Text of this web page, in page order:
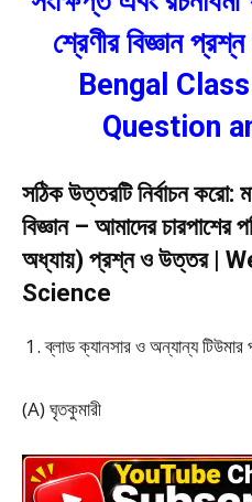
শ্রেণীর বিজ্ঞান
Bengal
Question
সঠিক উত্তরটি নির্বাচন করো:
বিজ্ঞান – আমাদের
অধ্যায়) প্রশ্ন ও উত্তর |
Science
ব্লাড ক্যানসার ও অন্যান্য
(A) ঘৃতকুমারী